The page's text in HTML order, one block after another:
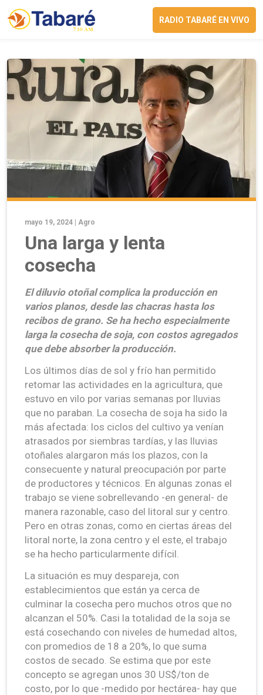
RADIO TABARÉ EN VIVO
mayo 19, 2024 | Agro
Una larga y lenta
cosecha
El diluvio otoñal complica la producción en
varios planos, desde las chacras hasta los
recibos de grano. Se ha hecho especialmente
larga la cosecha de soja, con costos agregados
que debe absorber la producción.
Los últimos días de sol y frío han permitido
retomar las actividades en la agricultura, que
estuvo en vilo por varias semanas por lluvias
que no paraban. La cosecha de soja ha sido la
más afectada: los ciclos del cultivo ya venían
atrasados por siembras tardías, y las lluvias
otoñales alargaron más los plazos, con la
consecuente y natural preocupación por parte
de productores y técnicos. En algunas zonas el
trabajo se viene sobrellevando -en general- de
manera razonable, caso del litoral sur y centro.
Pero en otras zonas, como en ciertas áreas del
litoral norte, la zona centro y el este, el trabajo
se ha hecho particularmente difícil.
La situación es muy despareja, con
establecimientos que están ya cerca de
culminar la cosecha pero muchos otros que no
alcanzan el 50%. Casi la totalidad de la soja se
está cosechando con niveles de humedad altos,
con promedios de 18 a 20%, lo que suma
costos de secado. Se estima que por este
concepto se agregan unos 30 US$/ton de
costo, por lo que -medido por hectárea- hay que